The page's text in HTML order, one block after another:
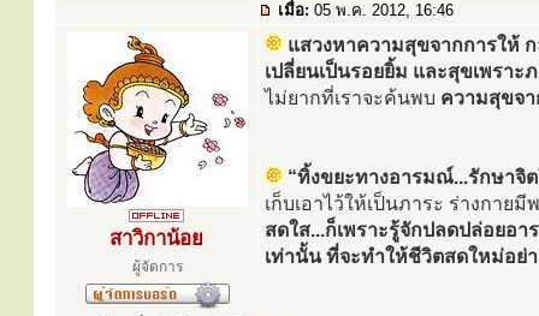
เมื่อ: 05 พ.ค. 2012, 16:46
สาวิกาน้อย
ผู้จัดการ
แสวงหาความสุขจากการให้
เปลี่ยนเป็นรอยยิ้ม และสุขเพรา
ไม่ยากที่เราจะค้นพบ ความสุขจา
“ทิ้งขยะทางอารมณ์...รักษาจิ
เก็บเอาไว้ให้เป็นภาระ ร่างกา
สดใส...ก็เพราะรู้จักปลดปล่อยอ
เท่านั้น ที่จะทำให้ชีวิตสดใหม่อย่